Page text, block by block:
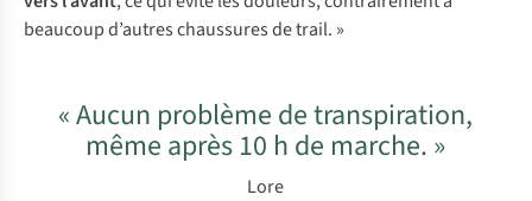
beaucoup d’autres chaussures de trail. »
« Aucun problème de transpiration,
même après 10 h de marche. »
Lore